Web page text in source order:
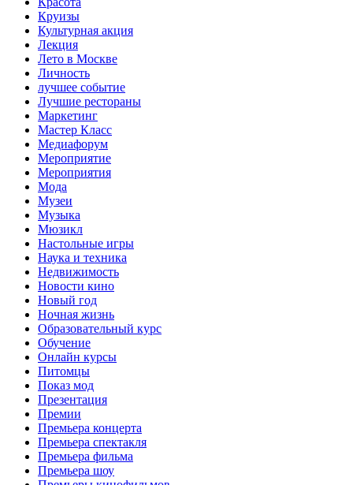
Круизы
Культурная акция
Лекция
Лето в Москве
Личность
лучшее событие
Лучшие рестораны
Маркетинг
Мастер Класс
Медиафорум
Мероприятие
Мероприятия
Мода
Музеи
Музыка
Мюзикл
Настольные игры
Наука и техника
Недвижимость
Новости кино
Новый год
Ночная жизнь
Образовательный курс
Обучение
Онлайн курсы
Питомцы
Показ мод
Презентация
Премии
Премьера концерта
Премьера спектакля
Премьера фильма
Премьера шоу